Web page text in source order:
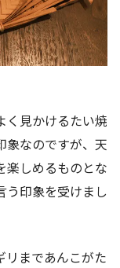
く見かけるたい焼
象なのですが、天
楽しめるものとな
う印象を受けまし
リまであんこがた